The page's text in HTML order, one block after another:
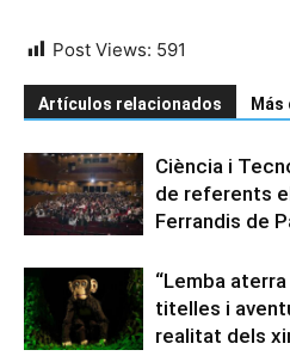
Post Views: 591
Artículos relacionados
Ciència i
de referents
Ferrandis de
“Lemba
titelles i
realitat dels